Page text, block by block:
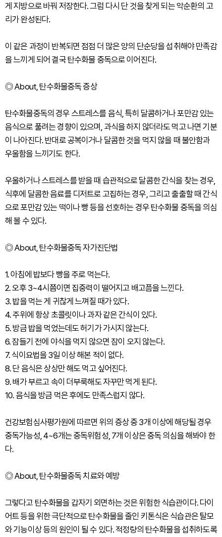
게 지방으로 바꿔 저장한다. 그럼 다시 단 것을 찾게 되는 악순환의 고
리가 완성된다.
이 같은 과정이 반복되면 점점 더 많은 양의 단순당을 섭취해야 만족감
을 느끼게 되어 결국 탄수화물 중독으로 이어진다.
◎ About, 탄수화물중독 증상
탄수화물중독의 경우 스트레스를 음식, 특히 달콤하거나 포만감 있는
음식으로 풀려는 경향이 있으며, 과식을 하지 않더라도 먹고 나면 기분
이 나아진다. 반대로 공복이거나 달콤한 것을 먹지 않을 때 불안함과
우울함을 느끼기도 한다.
우울하거나 스트레스를 받을 때 습관적으로 달콤한 간식을 찾는 경우,
식후에 달콤한 음료를 디저트로 고집하는 경우, 그리고 출출할 때 간식
으로 포만감 있는 떡이나 빵 등을 선호하는 경우 탄수화물 중독을 의심
해 볼 수 있다.
◎ About, 탄수화물중독 자가진단법
1. 아침에 밥보다 빵을 주로 먹는다.
2. 오후 3~4시쯤이면 집중력이 떨어지고 배고픔을 느낀다.
3. 밥을 먹는 게 귀찮게 느껴질 때가 있다.
4. 주위에 항상 초콜릿이나 과자 같은 간식이 있다.
5. 방금 밥을 먹었는데도 허기가 가시지 않는다.
6. 잠들기 전에 야식을 먹지 않으면 잠이 오지 않는다.
7. 식이요법을 3일 이상 해본 적이 없다.
8. 단 음식은 상상만 해도 먹고 싶어진다.
9. 배가 부르고 속이 더부룩해도 자꾸만 먹게 된다.
10. 음식을 방금 먹은 후에도 만족스럽지 않다.
건강보험심사평가원에 따르면 위의 증상 중 3개 이상에 해당될 경우
중독가능성, 4~6개는 중독위험성, 7개 이상은 중독 의심을 해봐야 한
다.
◎ About, 탄수화물중독 치료와 예방
그렇다고 탄수화물을 갑자기 외면하는 것은 위험한 식습관이다. 다이
어트 등을 위한 극단적으로 탄수화물을 줄인 키톤식은 식습관은 탈모
와 기능이상 등의 원인이 될 수 있다. 적정량의 탄수화물을 섭취하도록